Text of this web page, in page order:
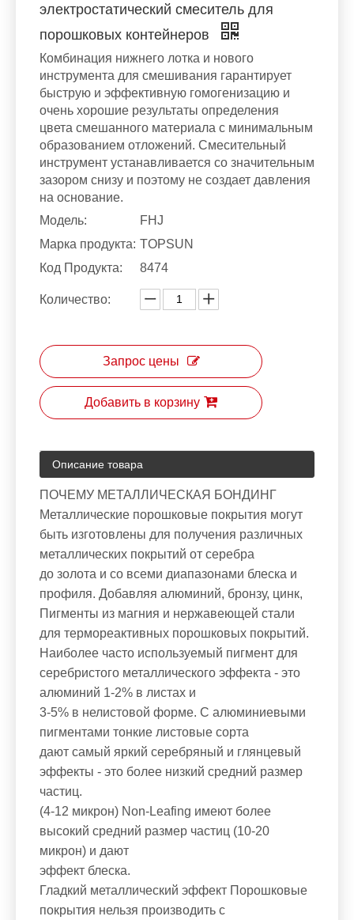
электростатический смеситель для
порошковых контейнеров
Комбинация нижнего лотка и нового
инструмента для смешивания гарантирует
быструю и эффективную гомогенизацию и
очень хорошие результаты определения
цвета смешанного материала с минимальным
образованием отложений. Смесительный
инструмент устанавливается со значительным
зазором снизу и поэтому не создает давления
на основание.
Модель:
FHJ
Марка продукта: TOPSUN
Код Продукта:
8474
Количество:
Запрос цены
Добавить в корзину
Описание товара
ПОЧЕМУ МЕТАЛЛИЧЕСКАЯ БОНДИНГ
Металлические порошковые покрытия могут
быть изготовлены для получения различных
металлических покрытий от серебра
до золота и со всеми диапазонами блеска и
профиля. Добавляя алюминий, бронзу, цинк,
Пигменты из магния и нержавеющей стали
для термореактивных порошковых покрытий.
Наиболее часто используемый пигмент для
серебристого металлического эффекта - это
алюминий 1-2% в листах и
3-5% в нелистовой форме. С алюминиевыми
пигментами тонкие листовые сорта
дают самый яркий серебряный и глянцевый
эффекты - это более низкий средний размер
частиц.
(4-12 микрон) Non-Leafing имеют более
высокий средний размер частиц (10-20
микрон) и дают
эффект блеска.
Гладкий металлический эффект Порошковые
покрытия нельзя производить с